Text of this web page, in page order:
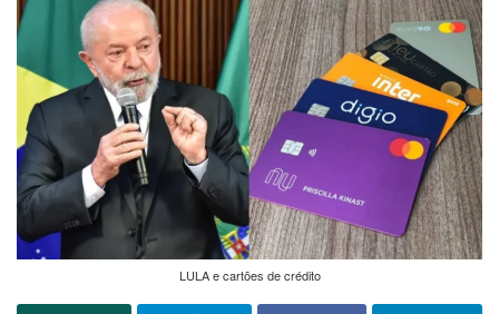
LULA e cartões de crédito